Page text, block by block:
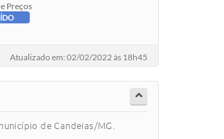
Preços
Atualizado em: 02/02/2022 às 18h45
de Candeias/MG.